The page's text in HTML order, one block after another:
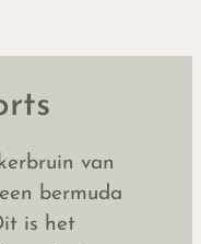
van
bermuda
is het